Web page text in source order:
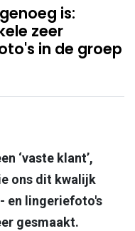
is:
zeer
in de groep
‘vaste klant’,
ons dit kwalijk
en lingeriefoto's
gesmaakt.